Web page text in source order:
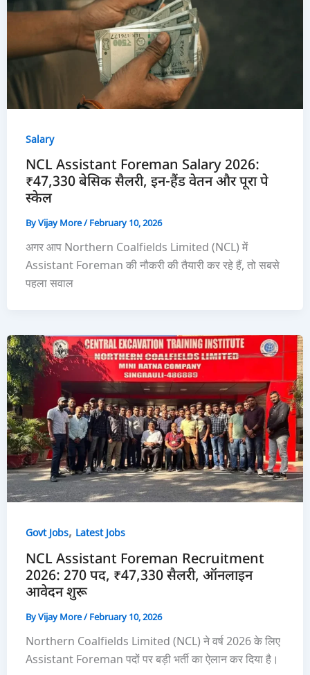
Salary
NCL Assistant Foreman Salary 2026:
₹47,330 बेसिक सैलरी, इन-हैंड वेतन और पूरा पे
स्केल
ByVijay More/February 10, 2026
अगर आप Northern Coalfields Limited (NCL) में
Assistant Foreman की नौकरी की तैयारी कर रहे हैं, तो सबसे
पहला सवाल
Govt Jobs, Latest Jobs
NCL Assistant Foreman Recruitment
2026: 270 पद, ₹47,330 सैलरी, ऑनलाइन
आवेदन शुरू
ByVijay More/February 10, 2026
Northern Coalfields Limited (NCL) ने वर्ष 2026 के लिए
Assistant Foreman पदों पर बड़ी भर्ती का ऐलान कर दिया है।